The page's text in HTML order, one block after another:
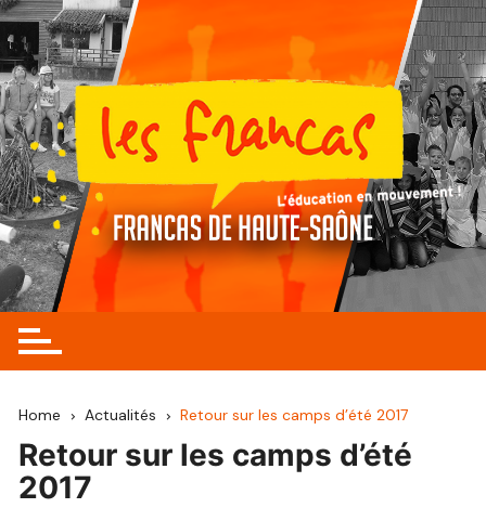
Skip
to
content
Home Actualités Retour sur les camps d’été 2017
Retour sur les camps d’été
2017